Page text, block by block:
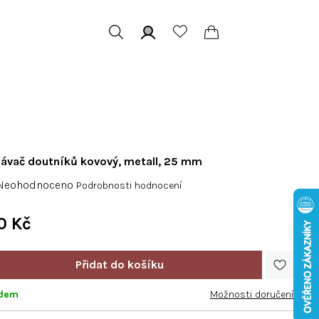
doutníků kovový, metall, 25 mm
Podrobnosti hodnocení
Kč
Možnosti doručení